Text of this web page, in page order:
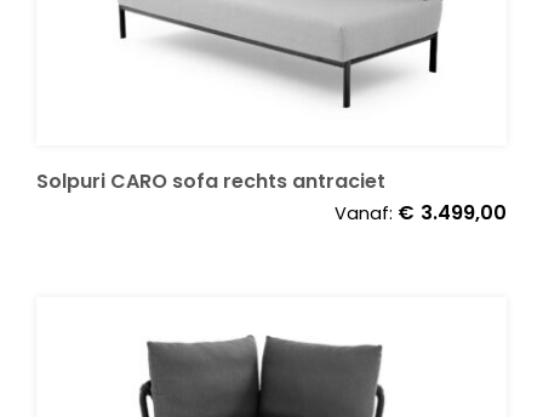
Solpuri CARO sofa rechts antraciet
Vanaf: € 3.499,00